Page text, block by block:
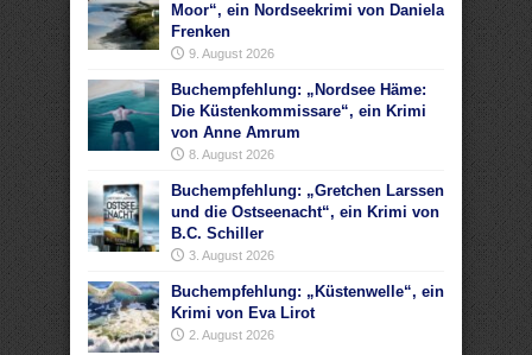
Moor“, ein Nordseekrimi von Daniela
Frenken
9. August 2026
Buchempfehlung: „Nordsee Häme:
Die Küstenkommissare“, ein Krimi
von Anne Amrum
8. August 2026
Buchempfehlung: „Gretchen Larssen
und die Ostseenacht“, ein Krimi von
B.C. Schiller
3. August 2026
Buchempfehlung: „Küstenwelle“, ein
Krimi von Eva Lirot
2. August 2026